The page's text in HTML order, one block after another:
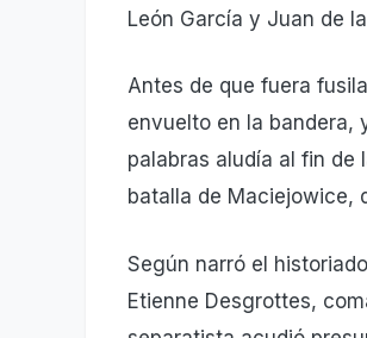
León García y Juan de
Antes de que fuera
envuelto en la bandera,
palabras aludía al fin de
batalla de Maciejowice,
Según narró el
Etienne Desgrottes,